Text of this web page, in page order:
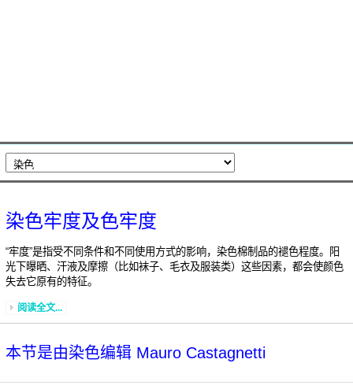
染色牢度及色牢度
“牢度”是指受不同条件和不同使用方式的影响，染色棉制品的褪色程度。阳
光下曝晒、汗液及摩擦（比如袜子、毛衣及服装类）这些因素，都会使颜色
失去它原有的特征。
阅读全文...
本节是由染色编辑 Mauro Castagnetti